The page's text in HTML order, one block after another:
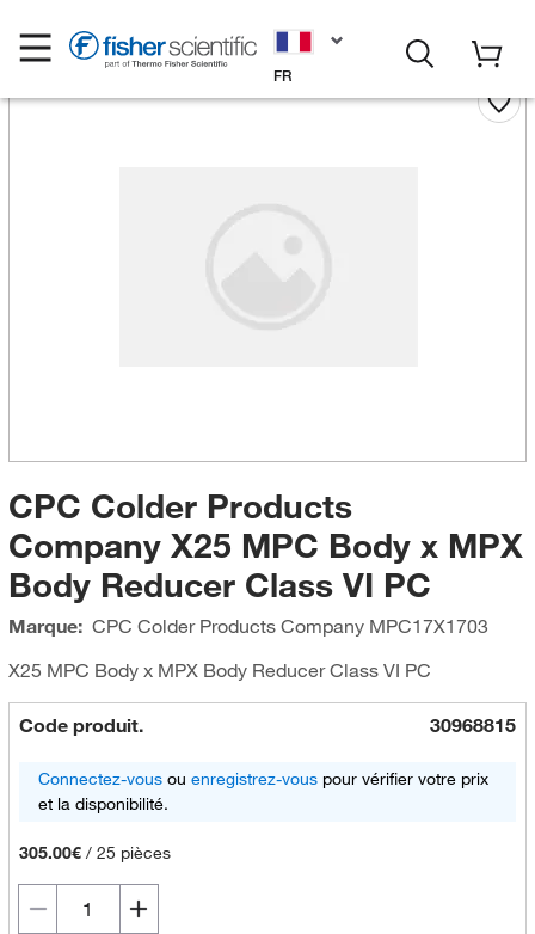
FR
CPC Colder Products
Company X25 MPC Body x MPX
Body Reducer Class VI PC
Marque: CPC Colder Products CompanyMPC17X1703
X25 MPC Body x MPX Body Reducer Class VI PC
Code produit. 30968815
Connectez-vousou enregistrez-vouspour vérifier votre prix
et la disponibilité.
305.00€/ 25 pièces